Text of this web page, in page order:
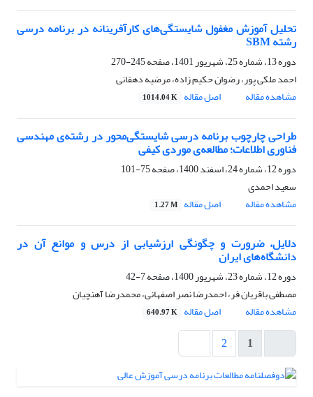
تحلیل آموزش مغفول شایستگی‌های کارآفرینانه در برنامه درسی
رشته SBM
دوره 13، شماره 25، شهریور 1401، صفحه
245-270
احمد ملکی پور، رضوان حکیم زاده، مرضیه دهقانی
مشاهده مقاله
اصل مقاله 1014.04 K
طراحی چارچوب برنامه درسی شایستگی‌محور در رشته‌ی مهندسی
فناوری اطلاعات؛ مطالعه‌ی موردی کیفی
دوره 12، شماره 24، اسفند 1400، صفحه
75-101
سعید احمدی
مشاهده مقاله
اصل مقاله 1.27 M
دلایل، ضرورت و چگونگی ارزشیابی از درس و موانع آن در
دانشگاه‌های ایران
دوره 12، شماره 23، شهریور 1400، صفحه
7-42
مصطفی باقریان فر، احمدرضا نصر اصفهانی، محمدرضا آهنچیان
مشاهده مقاله
اصل مقاله 640.97 K
1
2